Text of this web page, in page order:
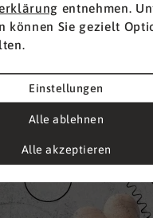
entnehmen.
können Sie gezielt
Einstellungen
Alle ablehnen
Alle akzeptieren